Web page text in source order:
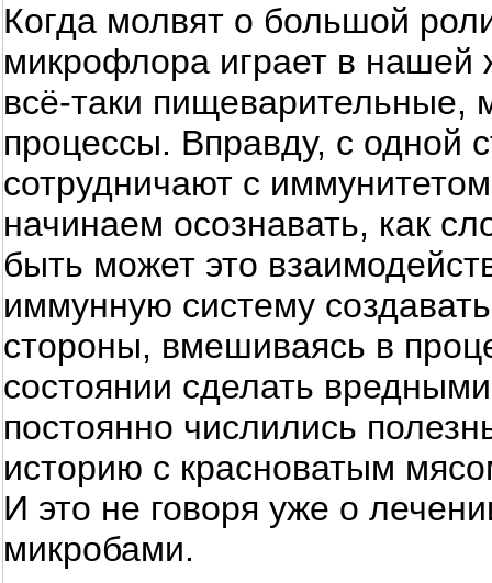
Когда молвят о большой
микрофлора играет в нашей
всё-таки пищеварительные,
процессы. Вправду, с одной
сотрудничают с
начинаем осознавать, как
быть может это
иммунную систему
стороны, вмешиваясь в
состоянии сделать
постоянно числились
историю с красноватым
И это не говоря уже о
микробами.